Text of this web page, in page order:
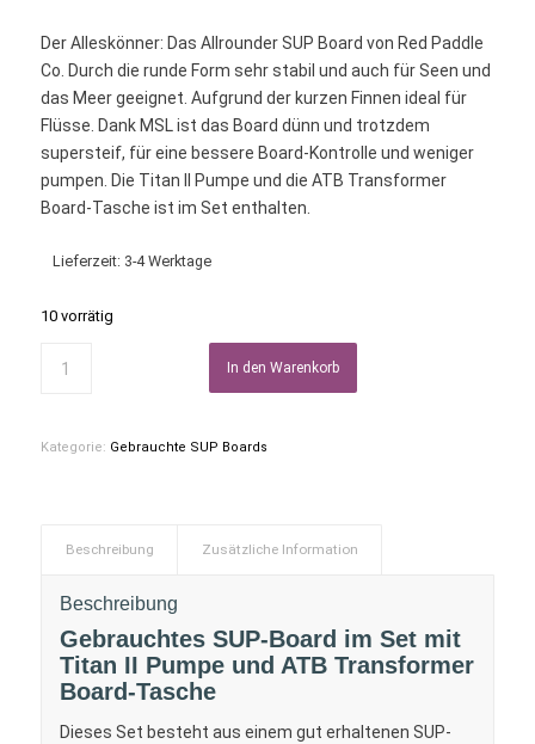
Der Alleskönner: Das Allrounder SUP Board von Red Paddle
Co. Durch die runde Form sehr stabil und auch für Seen und
das Meer geeignet. Aufgrund der kurzen Finnen ideal für
Flüsse. Dank MSL ist das Board dünn und trotzdem
supersteif, für eine bessere Board-Kontrolle und weniger
pumpen. Die Titan II Pumpe und die ATB Transformer
Board-Tasche ist im Set enthalten.
Lieferzeit: 3-4 Werktage
10 vorrätig
In den Warenkorb
Kategorie: Gebrauchte SUP Boards
Beschreibung Zusätzliche Information
Beschreibung
Gebrauchtes SUP-Board im Set mit
Titan II Pumpe und ATB Transformer
Board-Tasche
Dieses Set besteht aus einem gut erhaltenen SUP-